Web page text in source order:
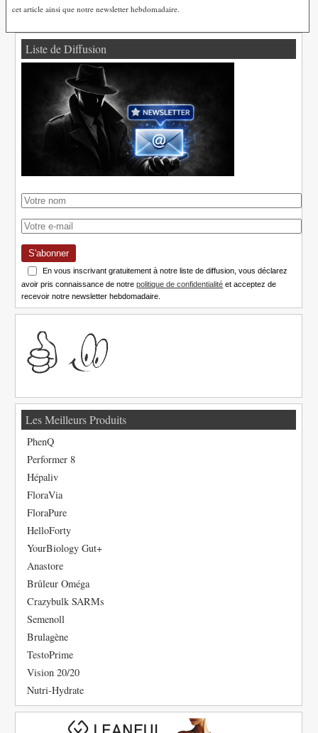
cet article ainsi que notre newsletter hebdomadaire.
Liste de Diffusion
S'abonner
En vous inscrivant gratuitement à notre liste de diffusion, vous déclarez
avoir pris connaissance de notrepolitique de confidentialité et acceptez de
recevoir notre newsletter hebdomadaire.
Les Meilleurs Produits
PhenQ
Performer 8
Hépaliv
FloraVia
FloraPure
HelloForty
YourBiology Gut+
Anastore
Brûleur Oméga
Crazybulk SARMs
Semenoll
Brulagène
TestoPrime
Vision 20/20
Nutri-Hydrate